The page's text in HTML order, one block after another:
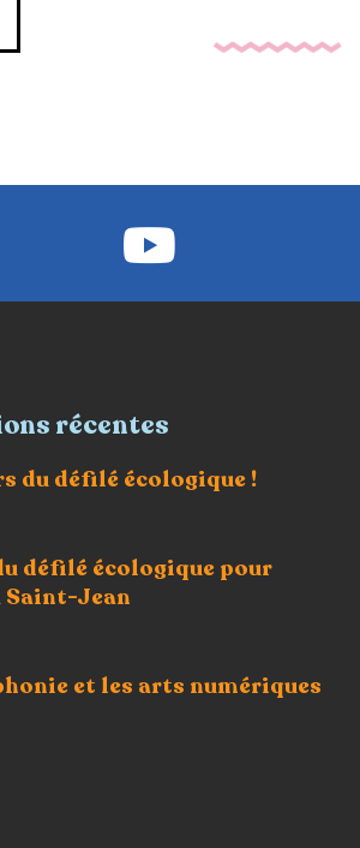
récentes
du défilé écologique !
défilé écologique pour
Saint-Jean
et les arts numériques